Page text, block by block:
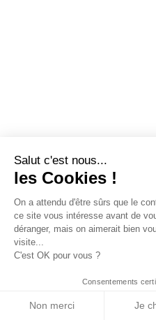
Salut c'est nous...
les Cookies !
On a attendu d'être sûrs que le
ce site vous intéresse avant de
déranger, mais on aimerait bien
visite...
C'est OK pour vous ?
Consentements
Non merci Je